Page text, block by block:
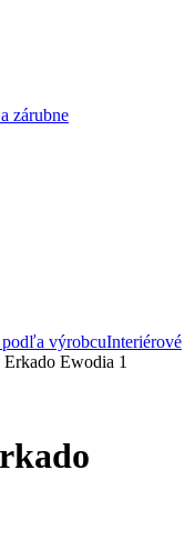
zárubne
výrobcuInteriérové
Ewodia 1